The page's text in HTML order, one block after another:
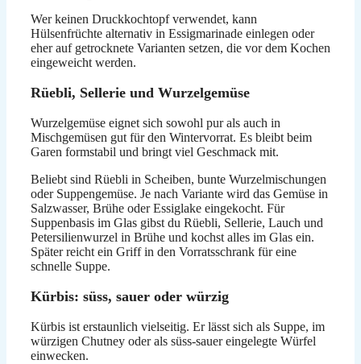
Wer keinen Druckkochtopf verwendet, kann
Hülsenfrüchte alternativ in Essigmarinade einlegen oder
eher auf getrocknete Varianten setzen, die vor dem Kochen
eingeweicht werden.
Rüebli, Sellerie und Wurzelgemüse
Wurzelgemüse eignet sich sowohl pur als auch in
Mischgemüsen gut für den Wintervorrat. Es bleibt beim
Garen formstabil und bringt viel Geschmack mit.
Beliebt sind Rüebli in Scheiben, bunte Wurzelmischungen
oder Suppengemüse. Je nach Variante wird das Gemüse in
Salzwasser, Brühe oder Essiglake eingekocht. Für
Suppenbasis im Glas gibst du Rüebli, Sellerie, Lauch und
Petersilienwurzel in Brühe und kochst alles im Glas ein.
Später reicht ein Griff in den Vorratsschrank für eine
schnelle Suppe.
Kürbis: süss, sauer oder würzig
Kürbis ist erstaunlich vielseitig. Er lässt sich als Suppe, im
würzigen Chutney oder als süss-sauer eingelegte Würfel
einwecken.